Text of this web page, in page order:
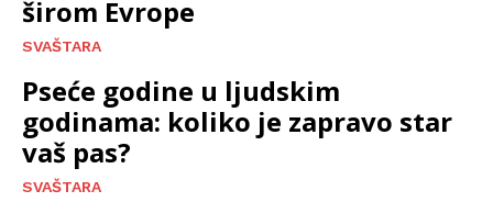
širom Evrope
SVAŠTARA
Pseće godine u ljudskim
godinama: koliko je zapravo star
vaš pas?
SVAŠTARA